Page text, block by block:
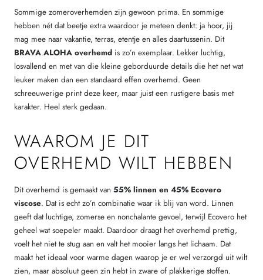
Sommige zomeroverhemden zijn gewoon prima. En sommige
hebben nét dat beetje extra waardoor je meteen denkt: ja hoor, jij
mag mee naar vakantie, terras, etentje en alles daartussenin. Dit
BRAVA ALOHA overhemd is zo’n exemplaar. Lekker luchtig,
losvallend en met van die kleine geborduurde details die het net wat
leuker maken dan een standaard effen overhemd. Geen
schreeuwerige print deze keer, maar juist een rustigere basis met
karakter. Heel sterk gedaan.
WAAROM JE DIT
OVERHEMD WILT HEBBEN
Dit overhemd is gemaakt van 55% linnen en 45% Ecovero
viscose. Dat is echt zo’n combinatie waar ik blij van word. Linnen
geeft dat luchtige, zomerse en nonchalante gevoel, terwijl Ecovero het
geheel wat soepeler maakt. Daardoor draagt het overhemd prettig,
voelt het niet te stug aan en valt het mooier langs het lichaam. Dat
maakt het ideaal voor warme dagen waarop je er wel verzorgd uit wilt
zien, maar absoluut geen zin hebt in zware of plakkerige stoffen.